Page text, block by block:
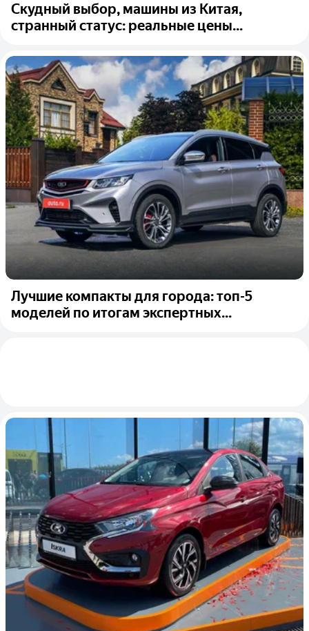
Скудный выбор, машины из Китая,
странный статус: реальные цены...
Лучшие компакты для города: топ-5
моделей по итогам экспертных...